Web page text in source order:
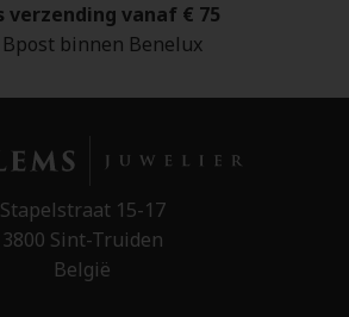
verzending vanaf € 75
binnen Benelux
Stapelstraat 15-17
3800 Sint-Truiden
België